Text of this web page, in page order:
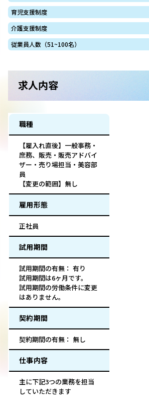
育児支援制度
介護支援制度
従業員人数（51~100名）
求人内容
職種
【雇入れ直後】一般事務・
庶務、販売・販売アドバイ
ザー・売り場担当・美容部
員
【変更の範囲】無し
雇用形態
正社員
試用期間
試用期間の有無： 有り
試用期間は6ヶ月です。
試用期間の労働条件に変更
はありません。
契約期間
契約期間の有無： 無し
仕事内容
主に下記3つの業務を担当
していただきます